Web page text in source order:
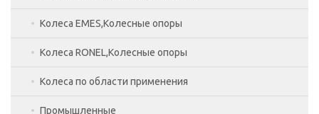
Колеса EMES,Колесные опоры
Сдвоенные большегрузные колеса
Термостойкие
Колеса RONEL,Колесные опоры
Полиуретановые
Синяя резина
Колеса по области применения
Для вышек тур и строительных лесов,Колесные
Промышленные